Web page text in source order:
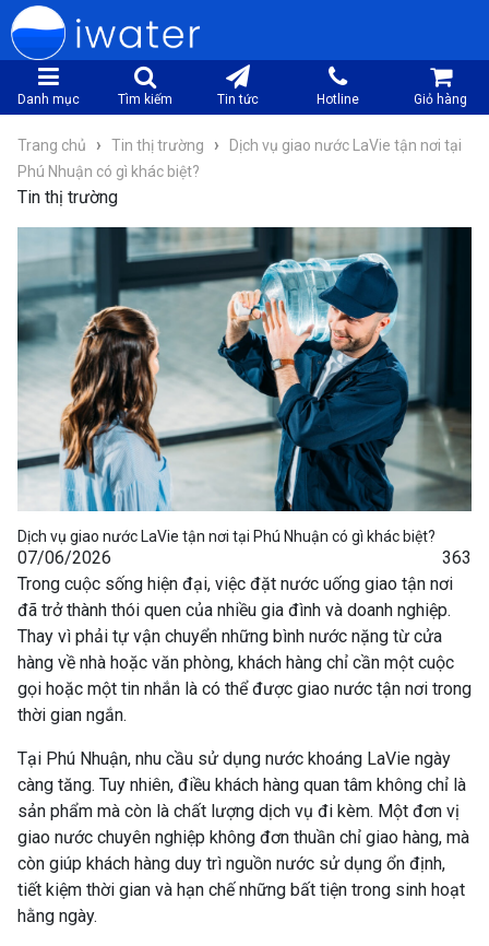
Danh mục Tìm kiếm Tin tức Hotline Giỏ hàng
Trang chủ › Tin thị trường ›
Dịch vụ giao nước LaVie tận nơi tại
Phú Nhuận có gì khác biệt?
Tin thị trường
Dịch vụ giao nước LaVie tận nơi tại Phú Nhuận có gì khác biệt?
07/06/2026
363
Trong cuộc sống hiện đại, việc đặt nước uống giao tận nơi
đã trở thành thói quen của nhiều gia đình và doanh nghiệp.
Thay vì phải tự vận chuyển những bình nước nặng từ cửa
hàng về nhà hoặc văn phòng, khách hàng chỉ cần một cuộc
gọi hoặc một tin nhắn là có thể được giao nước tận nơi trong
thời gian ngắn.
Tại Phú Nhuận, nhu cầu sử dụng nước khoáng LaVie ngày
càng tăng. Tuy nhiên, điều khách hàng quan tâm không chỉ là
sản phẩm mà còn là chất lượng dịch vụ đi kèm. Một đơn vị
giao nước chuyên nghiệp không đơn thuần chỉ giao hàng, mà
còn giúp khách hàng duy trì nguồn nước sử dụng ổn định,
tiết kiệm thời gian và hạn chế những bất tiện trong sinh hoạt
hằng ngày.